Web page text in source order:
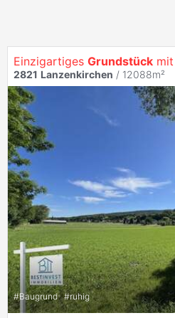
Einzigartiges Grundstück mit
2821 Lanzenkirchen / 12088m²
#Baugrund #ruhig